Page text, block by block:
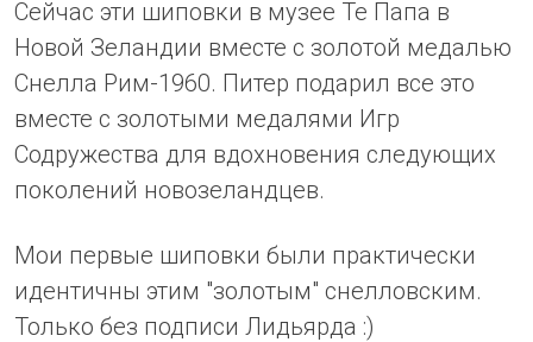
Сейчас эти шиповки в музее Те Папа в
Новой Зеландии вместе с золотой медалью
Снелла Рим-1960. Питер подарил все это
вместе с золотыми медалями Игр
Содружества для вдохновения следующих
поколений новозеландцев.
Мои первые шиповки были практически
идентичны этим "золотым" снелловским.
Только без подписи Лидьярда :)